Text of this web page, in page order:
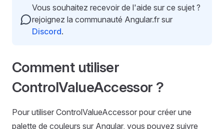
Vous souhaitez recevoir de l'aide sur ce sujet ?
rejoignez la communauté Angular.fr sur
Discord.
Comment utiliser
ControlValueAccessor ?
Pour utiliser ControlValueAccessor pour créer une
palette de couleurs sur Angular, vous pouvez suivre